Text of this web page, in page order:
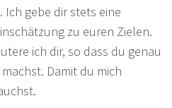
Ich gebe dir stets eine
zu euren Zielen.
ich dir, so dass du genau
Damit du mich